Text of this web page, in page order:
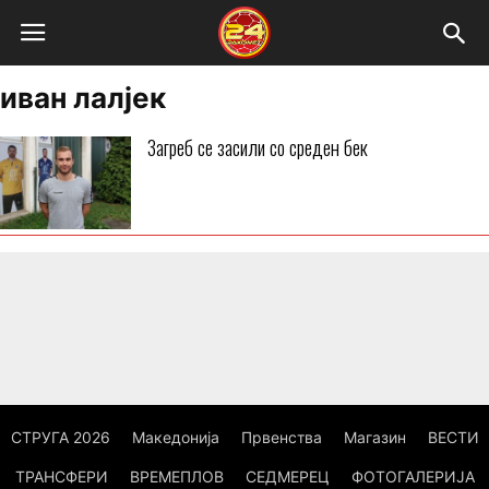
иван лалјек
Загреб се засили со среден бек
СТРУГА 2026 Македонија Првенства Магазин ВЕСТИ
ТРАНСФЕРИ ВРЕМЕПЛОВ СЕДМЕРЕЦ ФОТОГАЛЕРИЈА